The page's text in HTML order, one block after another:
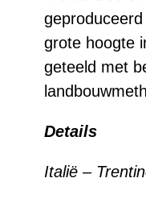
grote hoogte
geteeld met
Details
Italië –